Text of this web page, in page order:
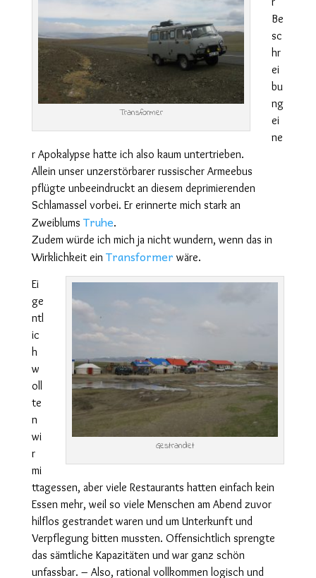
Transformer
Be
sc
hr
ei
bu
ng
ei
ne
r Apokalypse hatte ich also kaum untertrieben.
Allein unser unzerstörbarer russischer Armeebus
pflügte unbeeindruckt an diesem deprimierenden
Schlamassel vorbei. Er erinnerte mich stark an
Zweiblums Truhe.
Zudem würde ich mich ja nicht wundern, wenn das in
Wirklichkeit ein Transformer wäre.
Gestrandet
Ei
ge
ntl
ic
h
w
oll
te
n
wi
r
mi
ttagessen, aber viele Restaurants hatten einfach kein
Essen mehr, weil so viele Menschen am Abend zuvor
hilflos gestrandet waren und um Unterkunft und
Verpflegung bitten mussten. Offensichtlich sprengte
das sämtliche Kapazitäten und war ganz schön
unfassbar. – Also, rational vollkommen logisch und